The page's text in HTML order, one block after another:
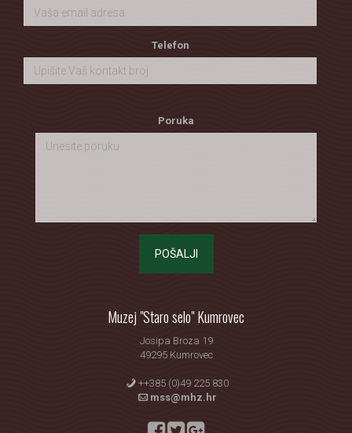
Telefon
Poruka
POŠALJI
Muzej "Staro selo" Kumrovec
Josipa Broza 19
49295 Kumrovec
++385 (0)49 225 830
mss@mhz.hr